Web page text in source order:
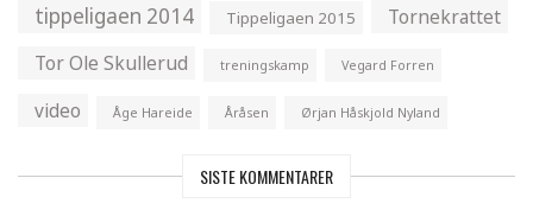
tippeligaen 2014 Tippeligaen 2015
Tornekrattet
Tor Ole Skullerud
treningskamp Vegard Forren
video Åge Hareide Åråsen Ørjan Håskjold Nyland
SISTE KOMMENTARER